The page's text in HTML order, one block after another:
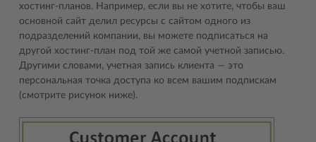
хостинг-планов. Например, если вы не хотите, чтобы ваш
основной сайт делил ресурсы с сайтом одного из
подразделений компании, вы можете подписаться на
другой хостинг-план под той же самой учетной записью.
Другими словами, учетная запись клиента — это
персональная точка доступа ко всем вашим подпискам
(смотрите рисунок ниже).